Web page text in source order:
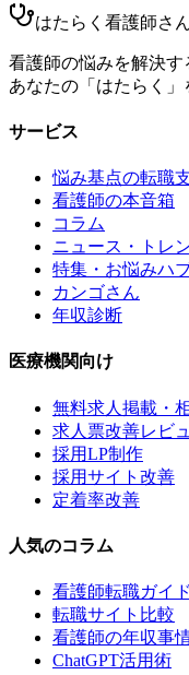
はたらく看護師さ
看護師の悩みを解決す
あなたの「はたらく」
サービス
悩み基点の転職
看護師の本音箱
コラム
ニュース・トレ
特集・お悩みハ
カンゴさん
年収診断
医療機関向け
無料求人掲載・
求人票改善レビ
採用LP制作
採用サイト改善
定着率改善
人気のコラム
看護師転職ガイド
転職サイト比較
看護師の年収事
ChatGPT活用術